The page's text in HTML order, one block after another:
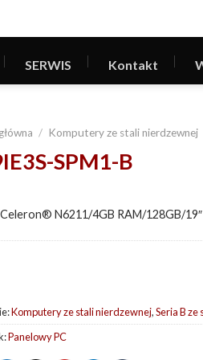
SERWIS Kontakt
/ Komputery ze stali nierdzewnej
SPM1-B
N6211/4GB RAM/128GB/
Komputery ze stali nierdzewnej,Seria B
Panelowy PC